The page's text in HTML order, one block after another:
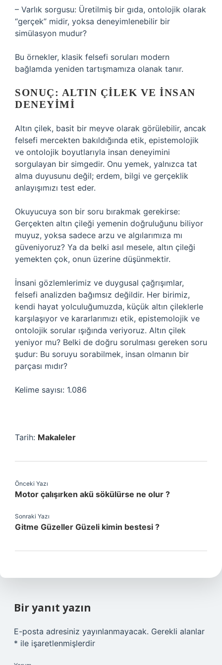
– Varlık sorgusu: Üretilmiş bir gıda, ontolojik olarak
“gerçek” midir, yoksa deneyimlenebilir bir
simülasyon mudur?
Bu örnekler, klasik felsefi soruları modern
bağlamda yeniden tartışmamıza olanak tanır.
SONUÇ: ALTIN ÇILEK VE İNSAN
DENEYIMI
Altın çilek, basit bir meyve olarak görülebilir, ancak
felsefi mercekten bakıldığında etik, epistemolojik
ve ontolojik boyutlarıyla insan deneyimini
sorgulayan bir simgedir. Onu yemek, yalnızca tat
alma duyusunu değil; erdem, bilgi ve gerçeklik
anlayışımızı test eder.
Okuyucuya son bir soru bırakmak gerekirse:
Gerçekten altın çileği yemenin doğruluğunu biliyor
muyuz, yoksa sadece arzu ve algılarımıza mı
güveniyoruz? Ya da belki asıl mesele, altın çileği
yemekten çok, onun üzerine düşünmektir.
İnsani gözlemlerimiz ve duygusal çağrışımlar,
felsefi analizden bağımsız değildir. Her birimiz,
kendi hayat yolculuğumuzda, küçük altın çileklerle
karşılaşıyor ve kararlarımızı etik, epistemolojik ve
ontolojik sorular ışığında veriyoruz. Altın çilek
yeniyor mu? Belki de doğru sorulması gereken soru
şudur: Bu soruyu sorabilmek, insan olmanın bir
parçası mıdır?
Kelime sayısı: 1.086
Tarih: Makaleler
Önceki Yazı
Motor çalışırken akü sökülürse ne olur ?
Sonraki Yazı
Gitme Güzeller Güzeli kimin bestesi ?
Bir yanıt yazın
E-posta adresiniz yayınlanmayacak. Gerekli alanlar
* ile işaretlenmişlerdir